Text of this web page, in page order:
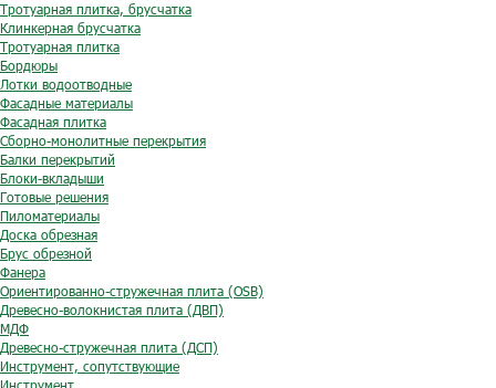
Тротуарная плитка, брусчатка
Клинкерная брусчатка
Тротуарная плитка
Бордюры
Лотки водоотводные
Фасадные материалы
Фасадная плитка
Сборно-монолитные перекрытия
Балки перекрытий
Блоки-вкладыши
Готовые решения
Пиломатериалы
Доска обрезная
Брус обрезной
Фанера
Ориентированно-стружечная плита (OSB)
Древесно-волокнистая плита (ДВП)
МДФ
Древесно-стружечная плита (ДСП)
Инструмент, сопутствующие
Инструмент